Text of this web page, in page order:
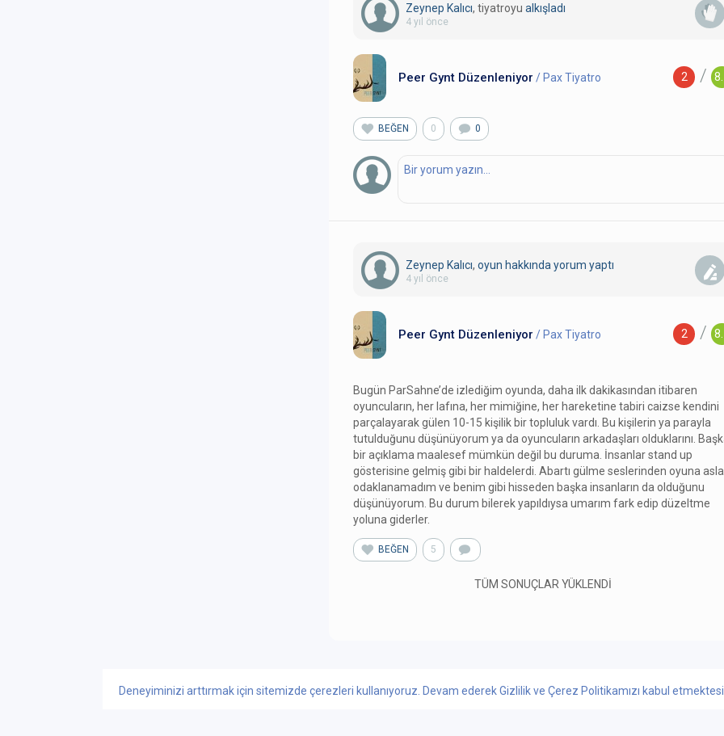
Deneyiminizi arttırmak için sitemizde çerezleri kullanıyoruz. Devam ederek Gizlilik ve Çerez Politikamızı kabul
Zeynep Kalıcı, tiyatroyu alkışladı
4 yıl önce
/
2
Peer Gynt Düzenleniyor / Pax Tiyatro
BEĞEN 0 0
Zeynep Kalıcı, oyun hakkında yorum yaptı
4 yıl önce
/
2
Peer Gynt Düzenleniyor / Pax Tiyatro
Bugün ParSahne’de izlediğim oyunda, daha ilk dakikasından itibaren
oyuncuların, her lafına, her mimiğine, her hareketine tabiri caizse kendini
parçalayarak gülen 10-15 kişilik bir topluluk vardı. Bu kişilerin ya parayla
tutulduğunu düşünüyorum ya da oyuncuların arkadaşları olduklarını.
bir açıklama maalesef mümkün değil bu duruma. İnsanlar stand up
gösterisine gelmiş gibi bir haldelerdi. Abartı gülme seslerinden oyuna asla
odaklanamadım ve benim gibi hisseden başka insanların da olduğunu
düşünüyorum. Bu durum bilerek yapıldıysa umarım fark edip düzeltme
yoluna giderler.
BEĞEN 5
TÜM SONUÇLAR YÜKLENDİ